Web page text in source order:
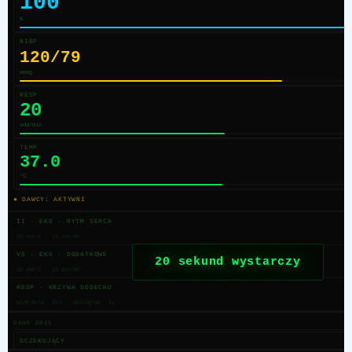
%
NIBP
120/79
mmHg
RESP
20
odd/min
TEMP
37.0
°C
● DAWCY: AKTYWNI
II · EKG - RYTM SERCA
V5 · EKG - DODATKOWE
RESP - KRZYWA ODDECHU
DANE 2025
OCZEKUJĄCY
ktoś czeka na dawcę